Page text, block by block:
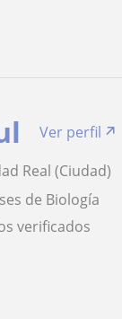
Ver perfil
Real (Ciudad)
de Biología
verificados